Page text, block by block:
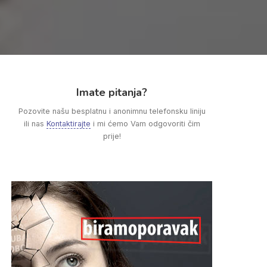
Imate pitanja?
Pozovite našu besplatnu i anonimnu telefonsku liniju
ili nas Kontaktirajte i mi ćemo Vam odgovoriti čim
prije!